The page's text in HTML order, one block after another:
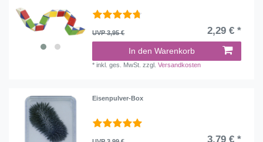
UVP 3,95 € 2,29 € *
In den Warenkorb
*inkl. ges. MwSt. zzgl.Versandkosten
Eisenpulver-Box
3,79 € *